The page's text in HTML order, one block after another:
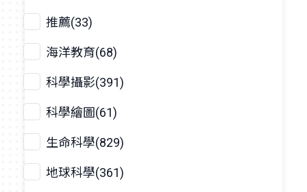
推薦(33)
海洋教育(68)
科學攝影(391)
科學繪圖(61)
生命科學(829)
地球科學(361)